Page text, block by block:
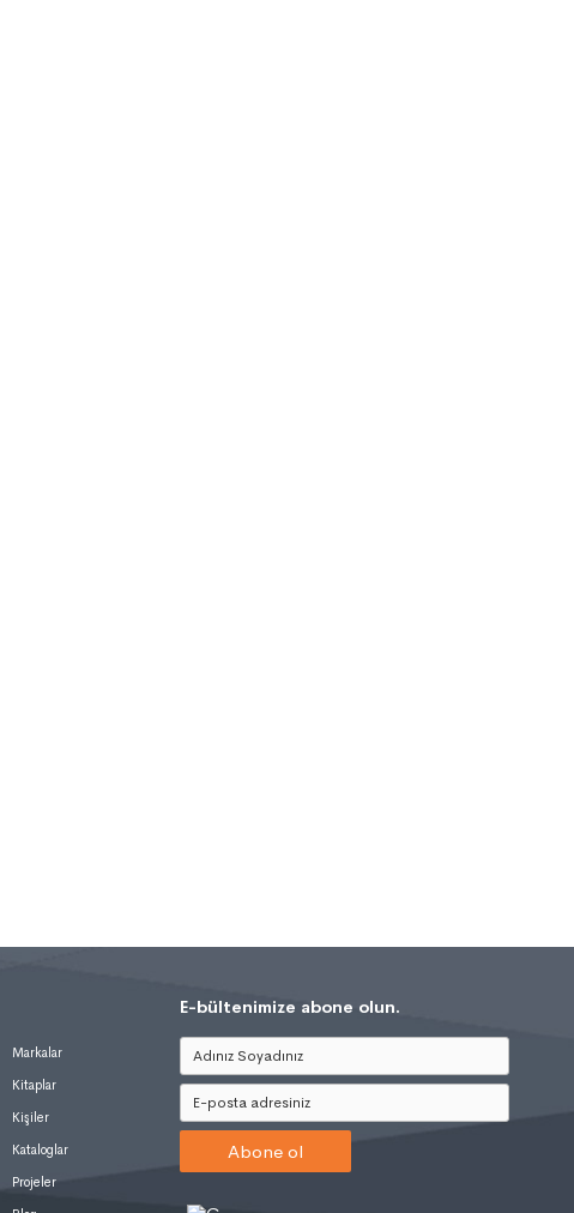
Markalar
Kitaplar
Kişiler
Kataloglar
Projeler
E-bültenimize abone olun.
Abone ol